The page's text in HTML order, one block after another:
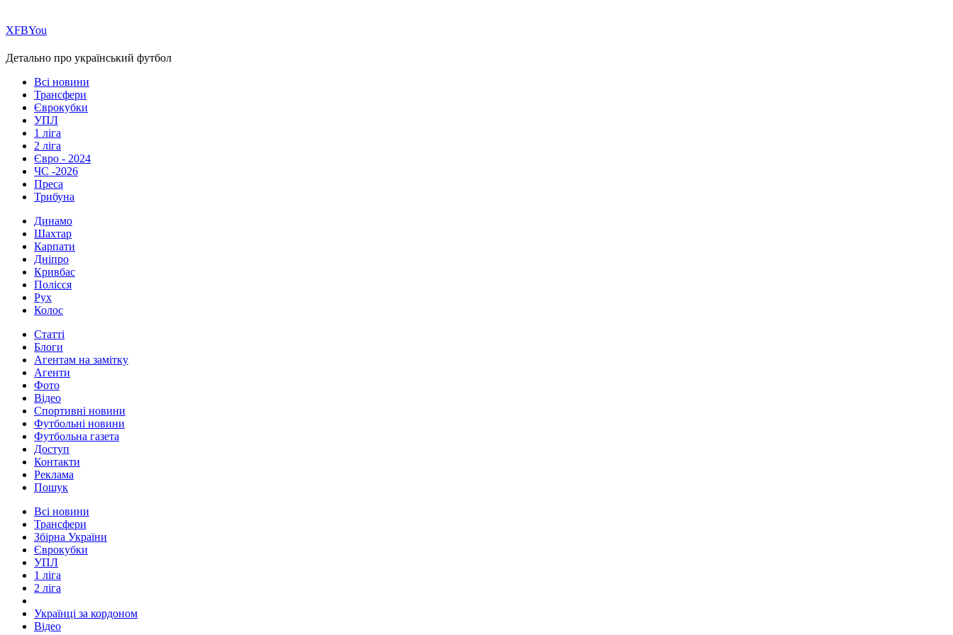
ХFBYou
Детально про український футбол
Всі новини
Трансфери
Єврокубки
УПЛ
1 ліга
2 ліга
Євро - 2024
ЧС -2026
Преса
Трибуна
Динамо
Шахтар
Карпати
Дніпро
Кривбас
Полісся
Рух
Колос
Статті
Блоги
Агентам на замітку
Агенти
Фото
Відео
Спортивні новини
Футбольні новини
Футбольна газета
Доступ
Контакти
Реклама
Пошук
Всі новини
Трансфери
Збірна України
Єврокубки
УПЛ
1 ліга
2 ліга
Українці за кордоном
Відео